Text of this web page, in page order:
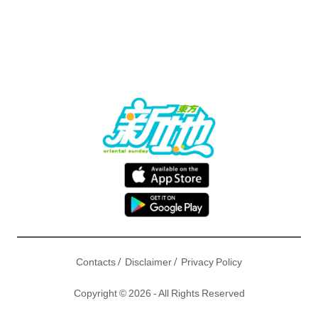
Contacts/ Disclaimer/ Privacy Policy
Copyright © 2026 - All Rights Reserved